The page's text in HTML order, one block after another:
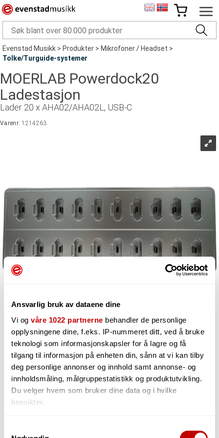
Ansvarlig bruk av dataene dine
Vi og våre 1022 partnerne behandler de personlige
opplysningene dine, f.eks. IP-nummeret ditt, ved å bruke
teknologi som informasjonskapsler for å lagre og få
tilgang til informasjon på enheten din, sånn at vi kan tilby
deg personlige annonser og innhold samt annonse- og
innholdsmåling, målgruppestatistikk og produktutvikling.
Du velger hvem som bruker dine data og i hvilke
hensikter.
Evenstad Musikk>Produkter>Mikrofoner / Headset>
Tolke/Turguide-systemer
MOERLAB Powerdock20
Ladestasjon
Lader 20 x AHA02/AHA02L, USB-C
Varenr:1214263
8 830,-